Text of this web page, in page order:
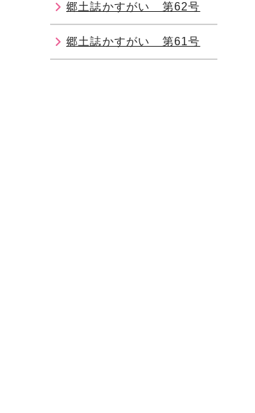
郷土誌かすがい 第62号
郷土誌かすがい 第61号